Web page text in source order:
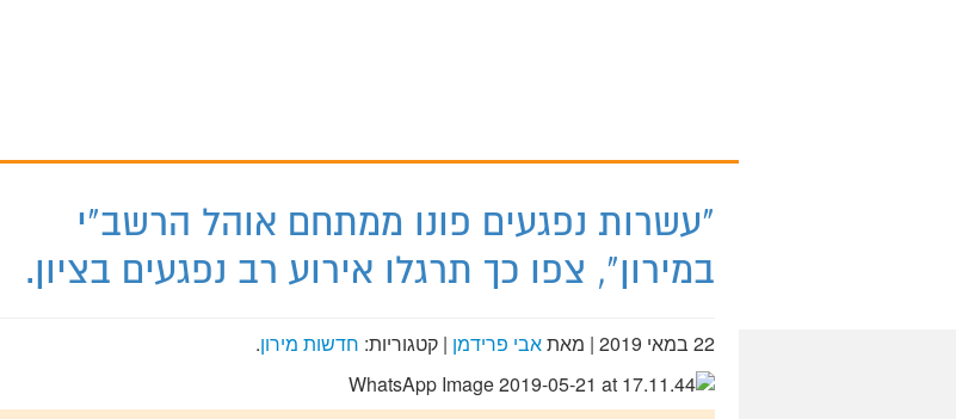
"עשרות נפגעים פונו ממתחם אוהל הרשב"י
במירון", צפו כך תרגלו אירוע רב נפגעים בציון.
22 במאי 2019 | מאתאבי פרידמן | קטגוריות: חדשות מירון.